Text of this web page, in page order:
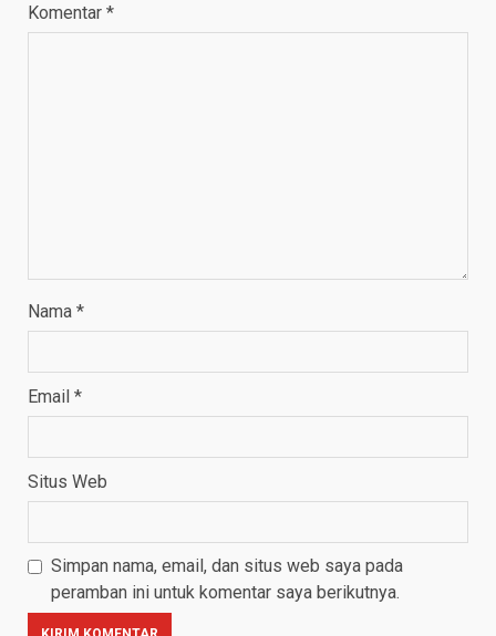
Komentar *
Nama *
Email *
Situs Web
Simpan nama, email, dan situs web saya pada
peramban ini untuk komentar saya berikutnya.